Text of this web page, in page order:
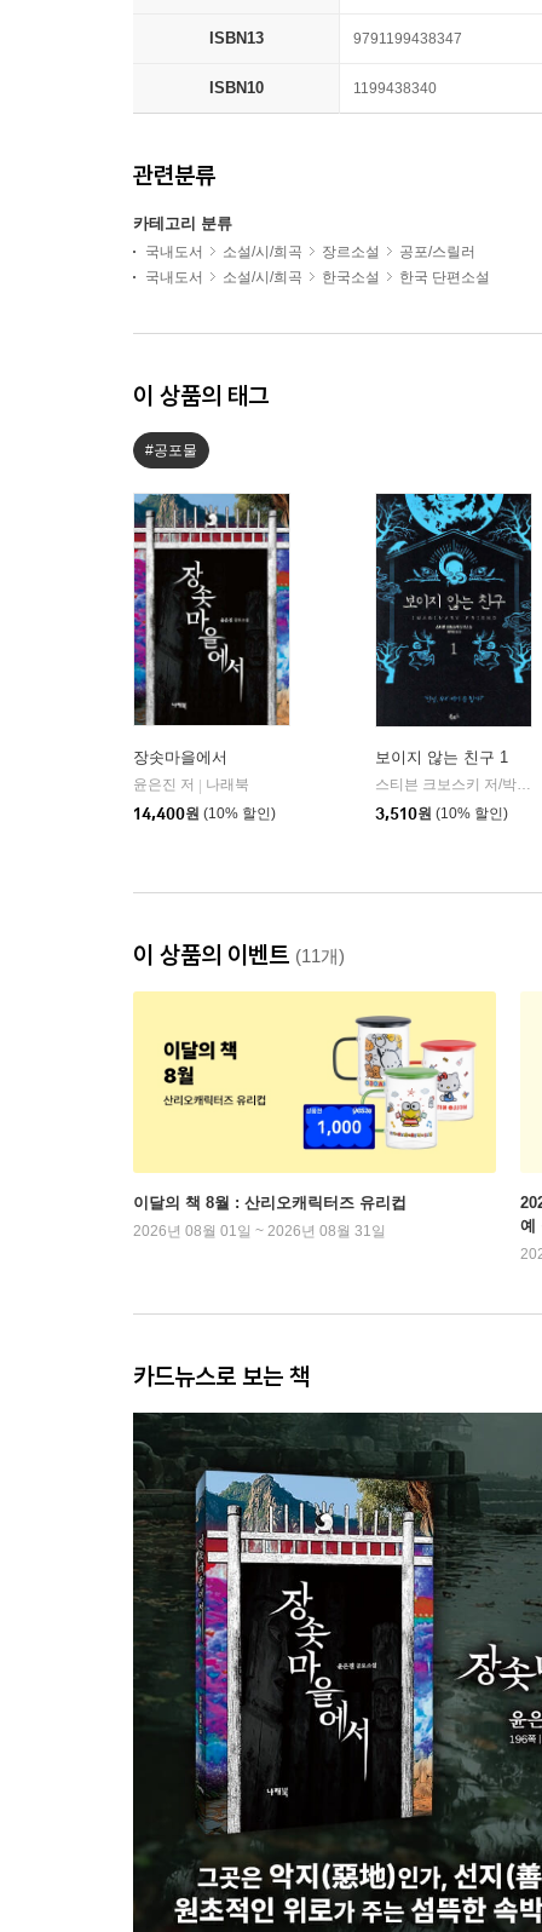
ISBN13 9791199438347
ISBN10 1199438340
관련분류
카테고리 분류
국내도서 소설/시/희곡 장르소설
공포/스릴러
국내도서
소설/시/희곡 한국소설 한국 단편소설
이 상품의 태그
#공포물
장솟마을에서
윤은진 저
나래북
14,400원 (10% 할인)
보이지 않는 친구 1
스티븐 크보스키 저/박아람 역
3,510원 (10% 할인)
이 상품의 이벤트 (11개)
이달의 책 8월 : 산리오캐릭터즈 유리컵
2026년 08월 01일 ~ 2026년 08월 31일
예
카드뉴스로 보는 책